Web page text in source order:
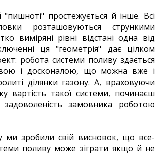
простежується й інше. Всі
розташовуються стрункими
виміряні рівні відстані одна від
ця "геометрія" дає цілком
робота системи поливу здається
і досконалою, що можна вже і
ділянки газону. А, враховуючи
вартість такої системи, починаєш
замовника роботою
ми зробили свій висновок, що все-
поливу може зіграти якщо й не